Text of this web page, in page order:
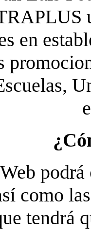
en
como
tendrá